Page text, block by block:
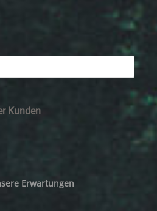
Kunden
Erwartungen